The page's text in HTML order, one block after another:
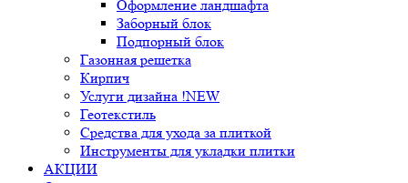
Оформление ландшафта
Заборный блок
Подпорный блок
Газонная решетка
Кирпич
Услуги дизайна !NEW
Геотекстиль
Средства для ухода за плиткой
Инструменты для укладки плитки
АКЦИИ